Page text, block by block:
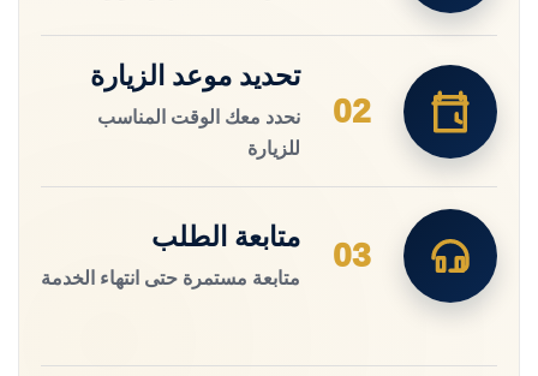
02
تحديد موعد الزيارة
نحدد معك الوقت المناسب
للزيارة
03
متابعة الطلب
متابعة مستمرة حتى انتهاء الخدمة